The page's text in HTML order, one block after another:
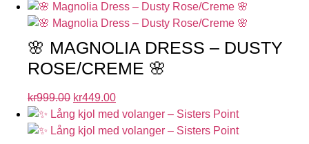
🌸 MAGNOLIA DRESS – DUSTY
ROSE/CREME 🌸
kr999.00 kr449.00